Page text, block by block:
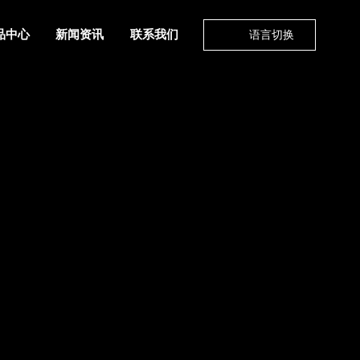
中心 新闻资讯 联系我们 语言切换